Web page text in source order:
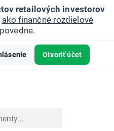
retailových investorov
ako finančné rozdielové
Otvoriť účet